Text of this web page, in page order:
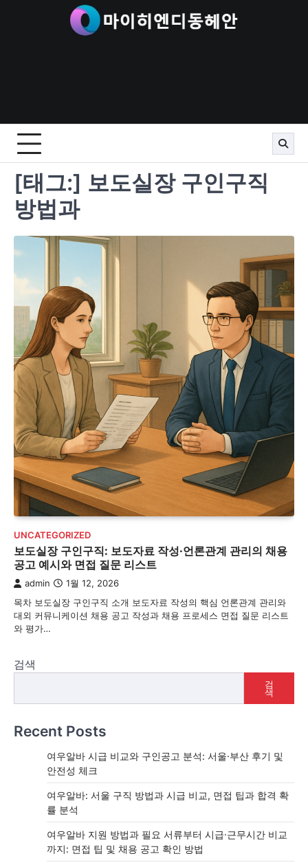
[태그:] 보도실장 구인구직
방법과
UNCATEGORIZED
보도실장 구인구직: 보도자료 작성·언론관계 관리의 채용
공고 예시와 면접 질문 리스트
admin 1월 12, 2026
목차 보도실장 구인구직 소개 보도자료 작성의 핵심 언론관계 관리와
대외 커뮤니케이션 채용 공고 작성과 채용 프로세스 면접 질문 리스트
와 평가…
검색
검
색
Recent Posts
여우알바 시급 비교와 구인공고 분석: 서울·부산 후기 및
안전성 체크
여우알바: 서울 구직 방법과 시급 비교, 면접 팁과 합격 확
률 분석
여우알바 지원 방법과 필요 서류부터 시급·근무시간 비교
까지: 면접 팁 및 채용 공고 확인 방법